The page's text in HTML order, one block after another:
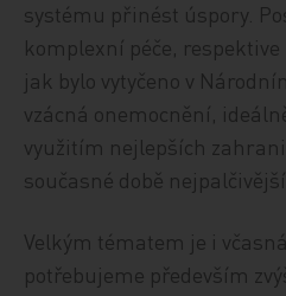
systému přinést úspory.
komplexní péče,
jak bylo vytyčeno v
vzácná onemocnění,
využitím nejlepších
současné době
Velkým tématem je i
potřebujeme především